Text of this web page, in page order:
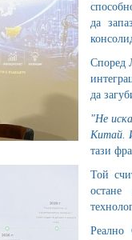
да
Според
да
"Не
Китай.
тази
Той
Реално